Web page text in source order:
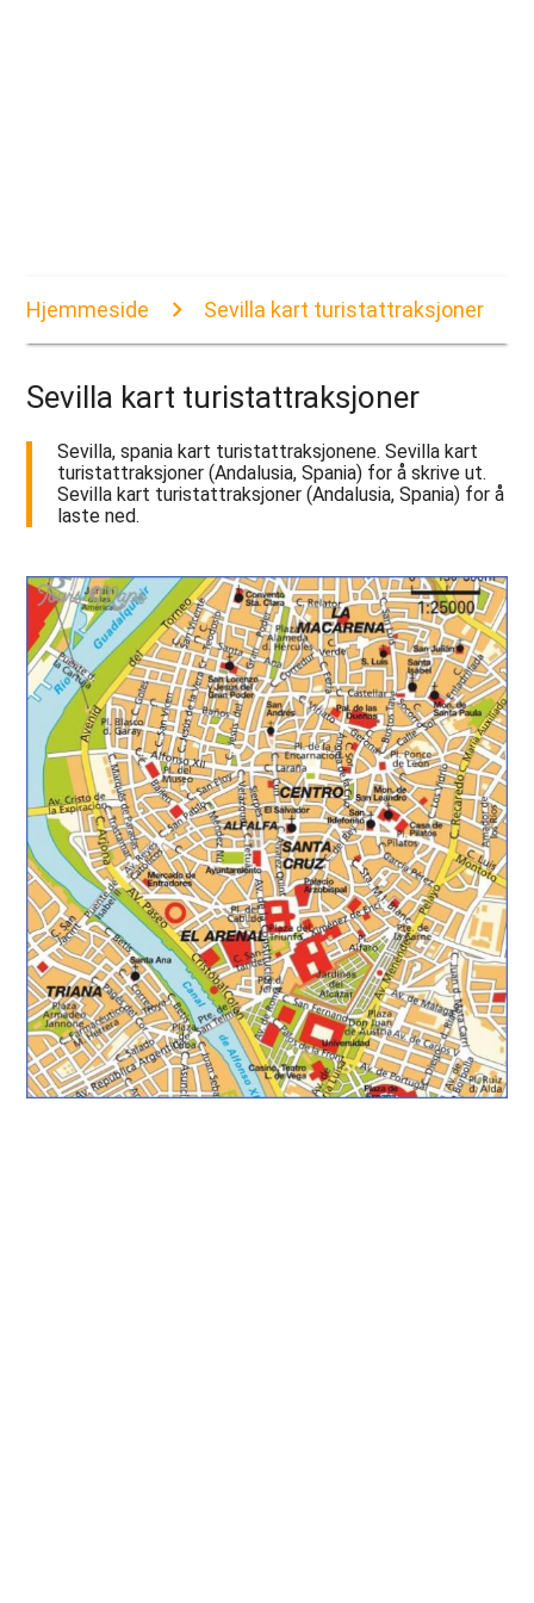
Hjemmeside Sevilla kart turistattraksjoner
Sevilla kart turistattraksjoner
Sevilla, spania kart turistattraksjonene. Sevilla kart
turistattraksjoner (Andalusia, Spania) for å skrive ut.
Sevilla kart turistattraksjoner (Andalusia, Spania) for å
laste ned.